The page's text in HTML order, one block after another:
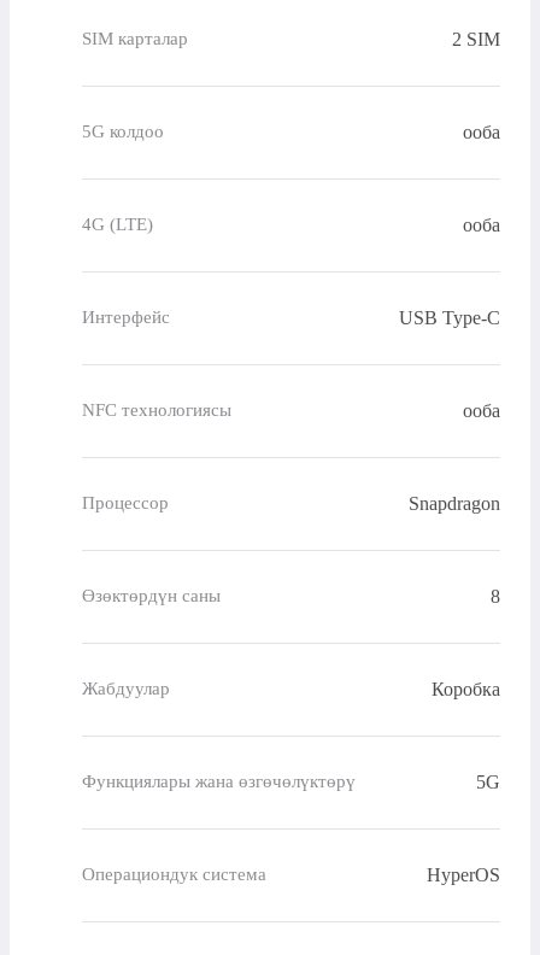
SIM карталар 2 SIM
5G колдоо ооба
4G (LTE) ооба
Интерфейс USB Type-C
NFC технологиясы ооба
Процессор Snapdragon
Өзөктөрдүн саны 8
Жабдуулар Коробка
Функциялары жана өзгөчөлүктөрү 5G
Операциондук система HyperOS